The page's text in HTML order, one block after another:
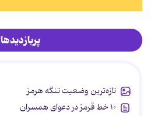
پربازدیدها
تازه‌ترین وضعیت تنگه هرمز
۱۰ خط قرمز در دعوای همسران